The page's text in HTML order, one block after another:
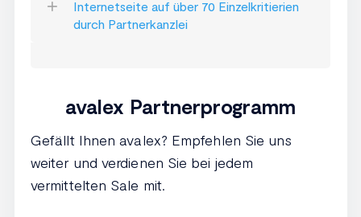
Internetseite auf über 70 Einzelkritierien
durch Partnerkanzlei
avalex Partnerprogramm
Gefällt Ihnen avalex? Empfehlen Sie uns
weiter und verdienen Sie bei jedem
vermittelten Sale mit.